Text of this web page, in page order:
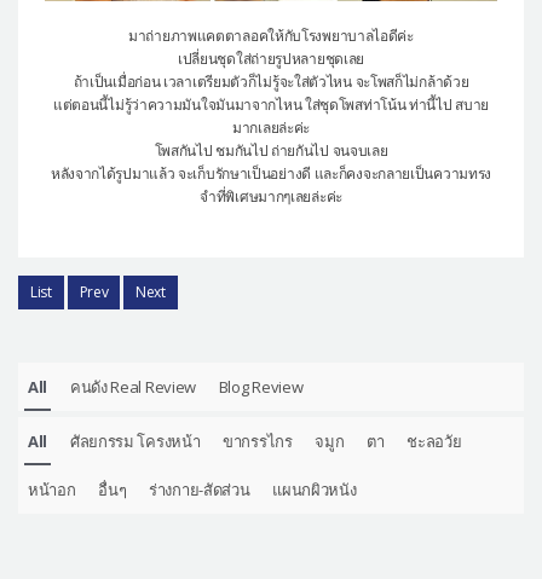
มาถ่ายภาพแคตตาลอคให้กับโรงพยาบาลไอดีค่ะ
เปลี่ยนชุดใส่ถ่ายรูปหลายชุดเลย
ถ้าเป็นเมื่อก่อน เวลาเตรียมตัวก็ไม่รู้จะใส่ตัวไหน จะโพสก็ไม่กล้าด้วย
แต่ตอนนี้ไม่รู้ว่าความมันใจมันมาจากไหน ใส่ชุดโพสท่าโน้น ท่านี้ไป สบาย
มากเลยล่ะค่ะ
โพสกันไป ชมกันไป ถ่ายกันไป จนจบเลย
หลังจากได้รูปมาแล้ว จะเก็บรักษาเป็นอย่างดี และก็คงจะกลายเป็นความทรง
จำที่พิเศษมากๆเลยล่ะค่ะ
List Prev Next
All คนดัง Real Review Blog Review
All ศัลยกรรม โครงหน้า ขากรรไกร จมูก ตา ชะลอวัย
หน้าอก อื่นๆ ร่างกาย-สัดส่วน แผนกผิวหนัง